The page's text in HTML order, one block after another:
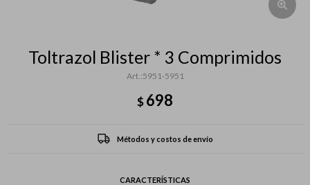
Toltrazol Blister * 3 Comprimidos
5951-5951
$698
Métodos y costos de envío
CARACTERÍSTICAS